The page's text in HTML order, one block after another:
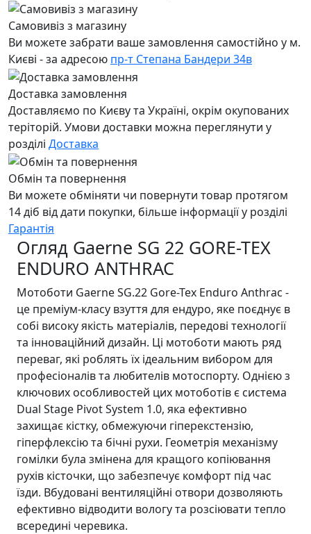
Самовивіз з магазину
Ви можете забрати ваше замовлення самостійно у м.
Києві - за адресою пр-т Степана Бандери 34в
Доставка замовлення
Доставляємо по Києву та Україні, окрім окупованих
теріторій. Умови доставки можна переглянути у
розділі Доставка
Обмін та повернення
Ви можете обміняти чи повернути товар протягом
14 діб від дати покупки, більше інформації у розділі
Гарантія
Огляд Gaerne SG 22 GORE-TEX
ENDURO ANTHRAC
Мотоботи Gaerne SG.22 Gore-Tex Enduro Anthrac -
це преміум-класу взуття для ендуро, яке поєднує в
собі високу якість матеріалів, передові технології
та інноваційний дизайн. Ці мотоботи мають ряд
переваг, які роблять їх ідеальним вибором для
професіоналів та любителів мотоспорту. Однією з
ключових особливостей цих мотоботів є система
Dual Stage Pivot System 1.0, яка ефективно
захищає кістку, обмежуючи гіперекстензію,
гіперфлексію та бічні рухи. Геометрія механізму
гомілки була змінена для кращого копіювання
рухів кісточки, що забезпечує комфорт під час
їзди. Вбудовані вентиляційні отвори дозволяють
ефективно відводити вологу та розсіювати тепло
всередині черевика.